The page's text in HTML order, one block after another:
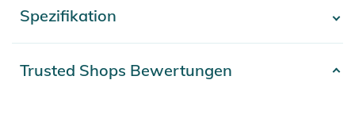
einfachen Gläserwechsel
- Passform: Mittel
recyceltem Rohstoff
Spezifikation
Trusted Shops Bewertungen